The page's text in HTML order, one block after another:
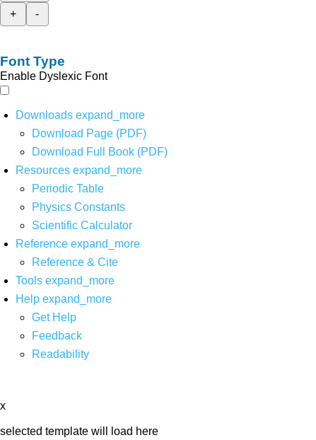
+
-
Font Type
Enable Dyslexic Font
Downloads expand_more
Download Page (PDF)
Download Full Book (PDF)
Resources expand_more
Periodic Table
Physics Constants
Scientific Calculator
Reference expand_more
Reference & Cite
Tools expand_more
Help expand_more
Get Help
Feedback
Readability
x
selected template will load here